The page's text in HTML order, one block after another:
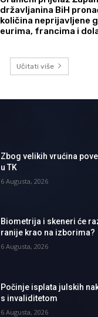
državljanina BiH
količina neprijavljene
eurima, francima i
Učitati više
Zbog velikih vrućina
u TK
6 Augusta, 2026
Biometrija i skeneri će
ranije krao na izborima?
6 Augusta, 2026
Počinje isplata julskih
s invaliditetom
6 Augusta, 2026